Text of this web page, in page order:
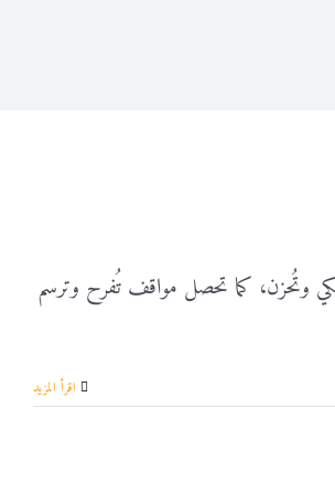
وتُحزن، كما تحصل مواقف تُفرح وترسم